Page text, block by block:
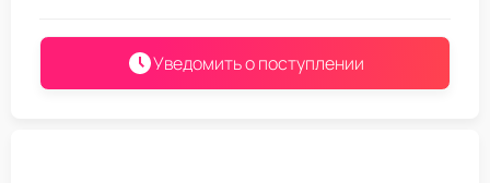
Уведомить о поступлении